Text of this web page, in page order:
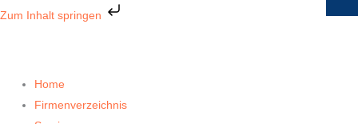
Zum Inhalt springen
Zum
Home
Firmenverzeichnis